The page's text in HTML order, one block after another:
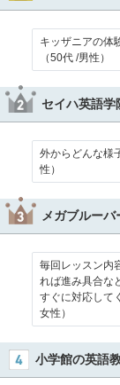
キッザニアの体
（50代 /男性）
セイハ英語学
外からどんな様
性）
メガブルー
毎回レッスン内
れば進み具合な
すぐに対応して
女性）
小学館の英語